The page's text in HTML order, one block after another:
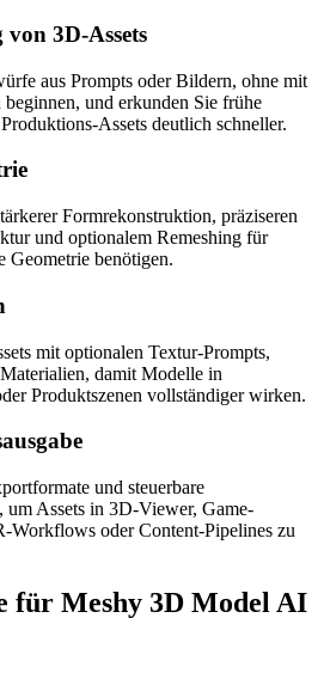
von 3D-Assets
aus Prompts oder Bildern, ohne mit
und erkunden Sie frühe
Assets deutlich schneller.
Formrekonstruktion, präziseren
und optionalem Remeshing für
Geometrie benötigen.
mit optionalen Textur-Prompts,
damit Modelle in
Produktszenen vollständiger wirken.
und steuerbare
um Assets in 3D-Viewer, Game-
Workflows oder Content-Pipelines zu
für Meshy 3D Model AI